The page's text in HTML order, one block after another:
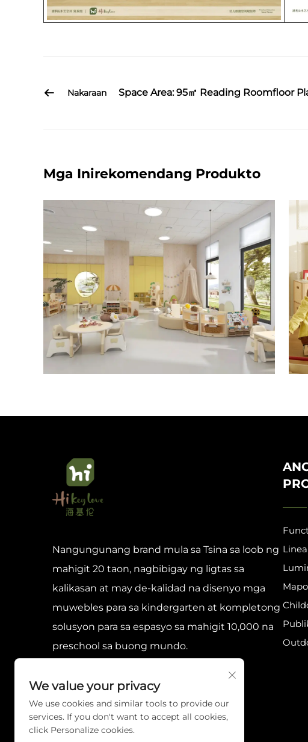
Nakaraan Space Area: 95㎡ Reading Roomfloor
Mga Inirekomendang Produkto
Nangungunang brand mula sa Tsina sa loob ng
mahigit 20 taon, nagbibigay ng ligtas sa
kalikasan at may de-kalidad na disenyo mga
muwebles para sa kindergarten at kompletong
solusyon para sa espasyo sa mahigit 10,000 na
preschool sa buong mundo.
We value your privacy
We use cookies and similar tools to provide our
services. If you don't want to accept all cookies,
click Personalize cookies.